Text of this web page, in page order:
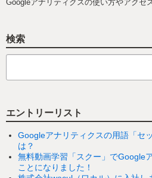
Googleアナリティクスの使い方やアクセ
検索
エントリーリスト
Googleアナリティクスの用語「セ
は？
無料動画学習「スクー」でGoogle
ことになりました！